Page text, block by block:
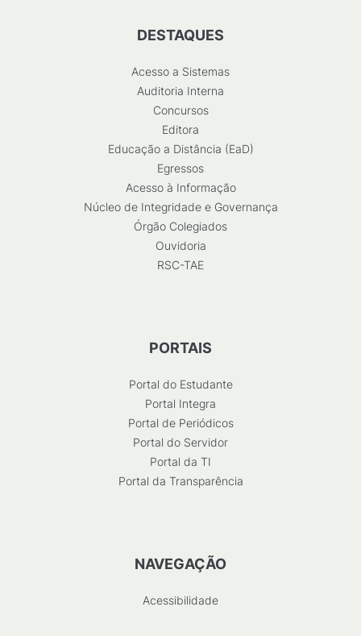
DESTAQUES
Acesso a Sistemas
Auditoria Interna
Concursos
Editora
Educação a Distância (EaD)
Egressos
Acesso à Informação
Núcleo de Integridade e Governança
Órgão Colegiados
Ouvidoria
RSC-TAE
PORTAIS
Portal do Estudante
Portal Integra
Portal de Periódicos
Portal do Servidor
Portal da TI
Portal da Transparência
NAVEGAÇÃO
Acessibilidade